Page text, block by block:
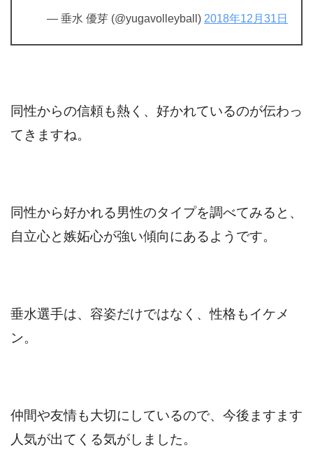
— 垂水 優芽 (@yugavolleyball) 2018年12月31日
同性からの信頼も熱く、好かれているのが伝わっ
てきますね。
同性から好かれる男性のタイプを調べてみると、
自立心と嫉妬心が強い傾向にあるようです。
垂水選手は、容姿だけではなく、性格もイケメ
ン。
仲間や友情も大切にしているので、今後ますます
人気が出てくる気がしました。